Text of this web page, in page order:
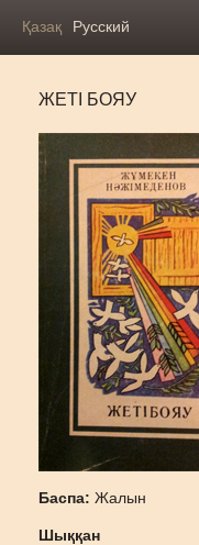
Қазақ Русский
ЖЕТІ БОЯУ
Баспа:Жалын
Шыққан